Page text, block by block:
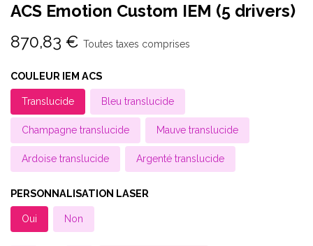
ACS Emotion Custom IEM (5 drivers)
870,83 € Toutes taxes comprises
COULEUR IEM ACS
Translucide Bleu translucide
Champagne translucide Mauve translucide
Ardoise translucide Argenté translucide
PERSONNALISATION LASER
Oui Non